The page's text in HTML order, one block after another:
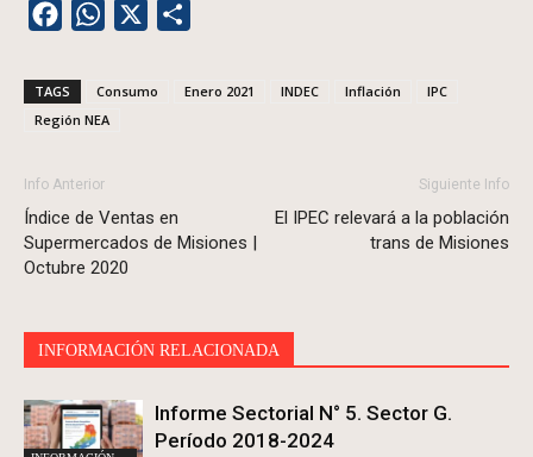
FacebookWhatsApp
TAGS Consumo Enero 2021 INDEC Inflación
IPC
Región NEA
Info Anterior
Índice de Ventas en
Supermercados de Misiones |
Octubre 2020
Siguiente Info
El IPEC relevará a la población
trans de Misiones
INFORMACIÓN RELACIONADA
Informe Sectorial N° 5. Sector G.
Período 2018-2024